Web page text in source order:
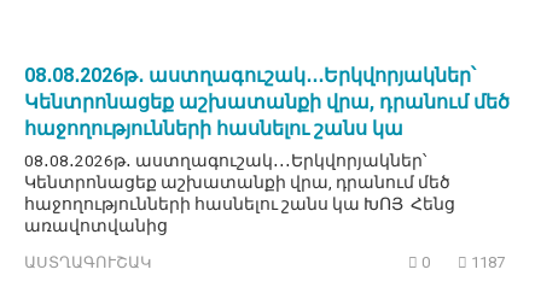
08․08․2026թ․ աստղագուշակ․․․Երկվորյակներ՝
Կենտրոնացեք աշխատանքի վրա, դրանում մեծ
հաջողությունների հասնելու շանս կա
08․08․2026թ․ աստղագուշակ․․․Երկվորյակներ՝
Կենտրոնացեք աշխատանքի վրա, դրանում մեծ
հաջողությունների հասնելու շանս կա ԽՈՅ Հենց
առավոտվանից
ԱՍՏՂԱԳՈՒՇԱԿ 0 1187